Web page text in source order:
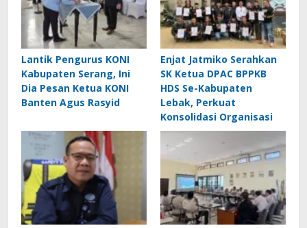
Lantik Pengurus KONI
Kabupaten Serang, Ini
Dia Pesan Ketua KONI
Banten Agus Rasyid
Enjat Jatmiko Serahkan
SK Ketua DPAC BPPKB
HDS Se-Kabupaten
Lebak, Perkuat
Konsolidasi Organisasi